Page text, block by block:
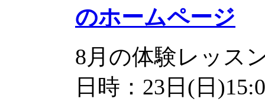
のホームページ
8月の体験レッス
日時：23日(日